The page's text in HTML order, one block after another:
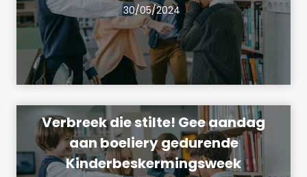
30/05/2024
Verbreek die stilte! Gee aandag
aan boeliery gedurende
Kinderbeskermingsweek